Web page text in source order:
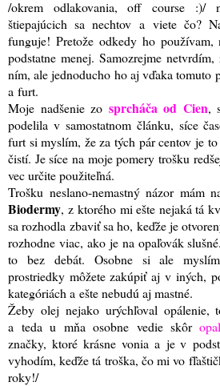
/okrem odlakovania, off course :)/
štiepajúcich sa nechtov a viete čo?
funguje! Pretože odkedy ho používam,
podstatne menej. Samozrejme
ním, ale jednoducho ho aj vďaka tomuto
a furt.
Moje nadšenie zo sprcháča od Cien,
podelila v samostatnom článku, síce
furt si myslím, že za tých pár centov je
čistí. Je síce na moje pomery trošku
vec určite použiteľná.
Trošku neslano-nemastný názor mám
Biodermy, z ktorého mi ešte nejaká tá
sa rozhodla zbaviť sa ho, keďže je
rozhodne viac, ako je na opaľovák
to bez debát. Osobne si ale
prostriedky môžete zakúpiť aj v iných,
kategóriách a ešte nebudú aj mastné.
Žeby olej nejako urýchľoval opálenie,
a teda u mňa osobne vedie skôr
značky, ktoré krásne vonia a je v
vyhodím, keďže tá troška, čo mi vo
roky!/